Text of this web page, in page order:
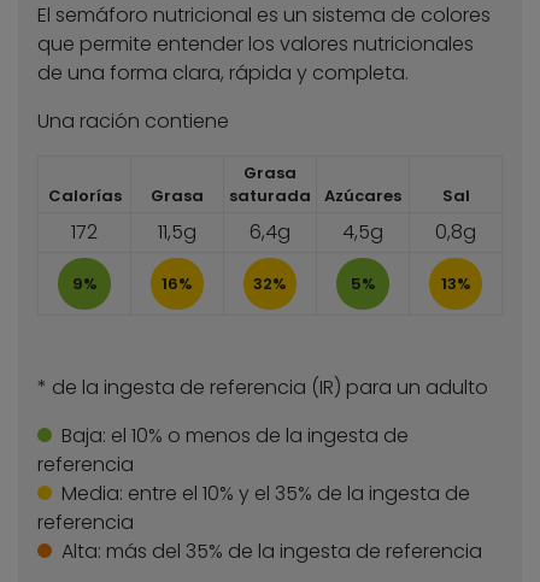
El semáforo nutricional es un sistema de colores
que permite entender los valores nutricionales
de una forma clara, rápida y completa.
Una ración contiene
Calorías Grasa
Grasa
saturada
Azúcares Sal
172 11,5g 6,4g 4,5g 0,8g
9% 16% 32% 5% 13%
* de la ingesta de referencia (IR) para un adulto
Baja: el 10% o menos de la ingesta de
referencia
Media: entre el 10% y el 35% de la ingesta de
referencia
Alta: más del 35% de la ingesta de referencia